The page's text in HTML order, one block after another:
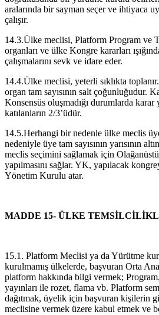
aralarında bir sayman seçer ve ihtiyaca
çalışır.
14.3.Ülke meclisi, Platform Program ve
organları ve ülke Kongre kararları
çalışmalarını sevk ve idare eder.
14.4.Ülke meclisi, yeterli sıklıkta
organ tam sayısının salt çoğunluğudur.
Konsensüs oluşmadığı durumlarda karar
katılanların 2/3’üdür.
14.5.Herhangi bir nedenle ülke meclis
nedeniyle üye tam sayısının yarısının
meclis seçimini sağlamak için
yapılmasını sağlar. YK, yapılacak
Yönetim Kurulu atar.
MADDE 15- ÜLKE
15.1. Platform Meclisi ya da Yürütme
kurulmamış ülkelerde, başvuran Orta
platform hakkında bilgi vermek;
yayınları ile rozet, flama vb. Platform
dağıtmak, üyelik için başvuran kişilerin
meclisine vermek üzere kabul etmek ve